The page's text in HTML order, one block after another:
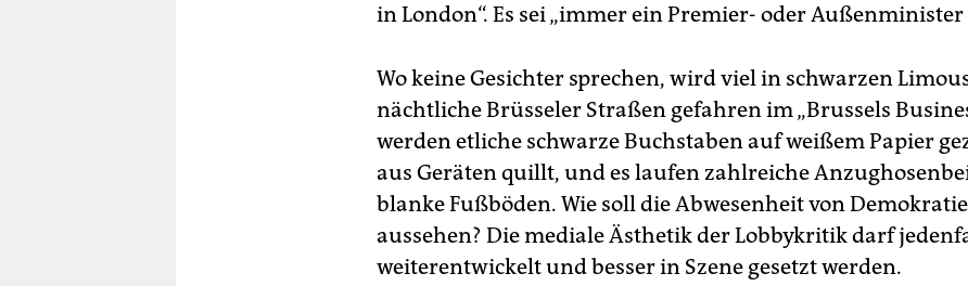
in London“. Es sei „immer ein Premier- oder Außenminister
Wo keine Gesichter sprechen, wird viel in schwarzen
nächtliche Brüsseler Straßen gefahren im „Brussels
werden etliche schwarze Buchstaben auf weißem Papier
aus Geräten quillt, und es laufen zahlreiche
blanke Fußböden. Wie soll die Abwesenheit von
aussehen? Die mediale Ästhetik der Lobbykritik darf
weiterentwickelt und besser in Szene gesetzt werden.